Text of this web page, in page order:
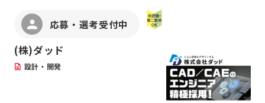
応募・選考受付中
(株)ダッド
設計・開発